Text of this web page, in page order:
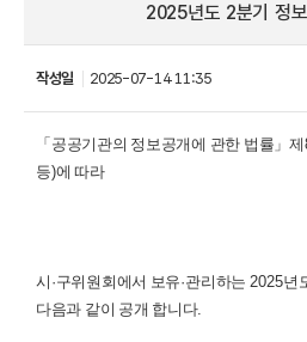
2025년도 2분기 정
작성일 2025-07-14 11:35
「 공공기관의 정보공개에 관한 법률 」제
등)에 따라
시 ·구위원회에서 보유·관리하는 2025년
다음과 같이 공개 합니다.